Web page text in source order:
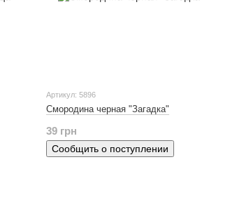
Артикул: 5896
Смородина черная "Загадка"
39 грн
Сообщить о поступлении